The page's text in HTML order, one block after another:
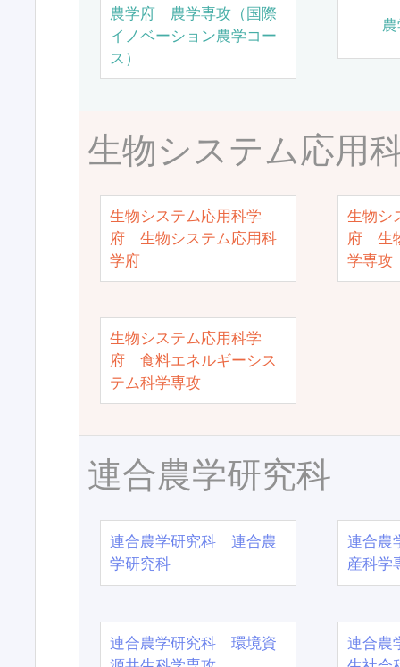
農学府 農学専攻（国際
イノベーション農学コー
ス）
生物システム応用
生物システム応用科学
府 生物システム応用科
学府
生物シ
府 生
学専攻
生物システム応用科学
府 食料エネルギーシス
テム科学専攻
連合農学研究科
連合農学研究科 連合農
学研究科
連合農
産科学
連合農学研究科 環境資
連合農